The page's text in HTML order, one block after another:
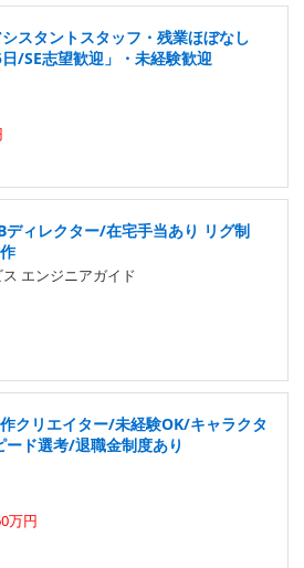
スタントスタッフ・残業ほぼなし
/SE志望歓迎」・未経験歓迎
ディレクター/在宅手当あり リグ制
エンジニアガイド
クリエイター/未経験OK/キャラクタ
ド選考/退職金制度あり
万円